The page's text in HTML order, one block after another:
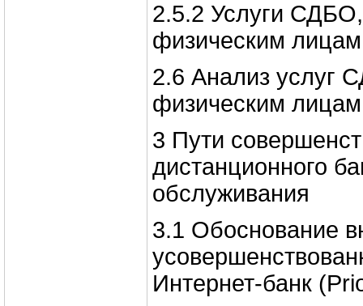
2.5.2 Услуги
физическим лицам
2.6 Анализ услуг
физическим лицам
3 Пути
дистанционного
обслуживания
3.1 Обоснование
Интернет-банк